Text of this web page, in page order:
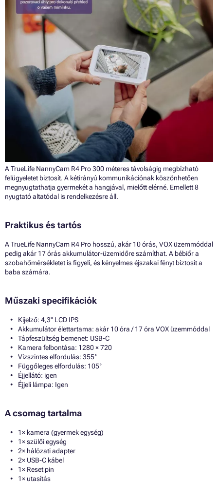
A TrueLife NannyCam R4 Pro 300 méteres távolságig megbízható
felügyeletet biztosít. A kétirányú kommunikációnak köszönhetően
megnyugtathatja gyermekét a hangjával, mielőtt elérné. Emellett 8
nyugtató altatódal is rendelkezésre áll.
Praktikus és tartós
A TrueLife NannyCam R4 Pro hosszú, akár 10 órás, VOX üzemmóddal
pedig akár 17 órás akkumulátor-üzemidőre számíthat. A bébiőr a
szobahőmérsékletet is figyeli, és kényelmes éjszakai fényt biztosít a
baba számára.
Műszaki specifikációk
Kijelző: 4,3" LCD IPS
Akkumulátor élettartama: akár 10 óra / 17 óra VOX üzemmóddal
Tápfeszültség bemenet: USB-C
Kamera felbontása: 1280 × 720
Vízszintes elfordulás: 355°
Függőleges elfordulás: 105°
Éjjellátó: igen
Éjjeli lámpa: Igen
A csomag tartalma
1× kamera (gyermek egység)
1× szülői egység
2× hálózati adapter
2× USB-C kábel
1× Reset pin
1× utasítás